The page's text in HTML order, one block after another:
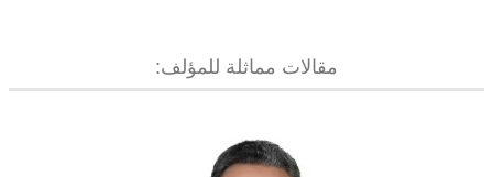
مقالات مماثلة للمؤلف: